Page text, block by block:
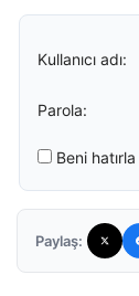
Kullanıcı adı:
Parola:
Beni hatırla
Paylaş: